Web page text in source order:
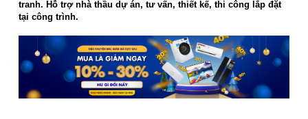
tranh. Hỗ trợ nhà thầu dự án, tư vấn, thiết kế, thi công lắp đặt
tại công trình.